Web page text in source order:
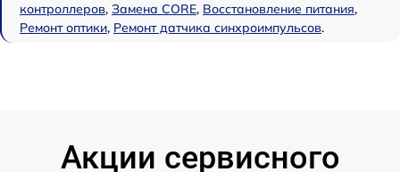
контроллеров, Замена CORE, Восстановление питания,
Ремонт оптики, Ремонт датчика синхроимпульсов.
Акции сервисного